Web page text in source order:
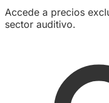
Accede a precios
sector auditivo.